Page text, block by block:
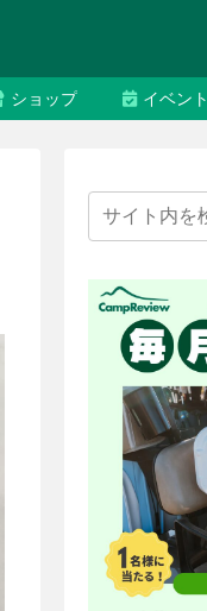
ショップ イベント